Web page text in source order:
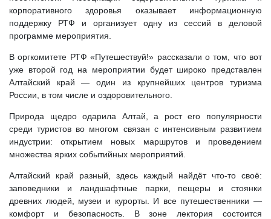
корпоративного здоровья оказывает информационную
поддержку РТФ и организует одну из сессий в деловой
программе мероприятия.
В оргкомитете РТФ «Путешествуй!» рассказали о том, что вот
уже второй год на мероприятии будет широко представлен
Алтайский край — один из крупнейших центров туризма
России, в том числе и оздоровительного.
Природа щедро одарила Алтай, а рост его популярности
среди туристов во многом связан с интенсивным развитием
индустрии: открытием новых маршрутов и проведением
множества ярких событийных мероприятий.
Алтайский край разный, здесь каждый найдёт что-то своё:
заповедники и ландшафтные парки, пещеры и стоянки
древних людей, музеи и курорты. И все путешественники —
комфорт и безопасность. В зоне лектория состоится